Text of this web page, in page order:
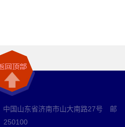
国山东省济南市山大南路27号 邮
250100